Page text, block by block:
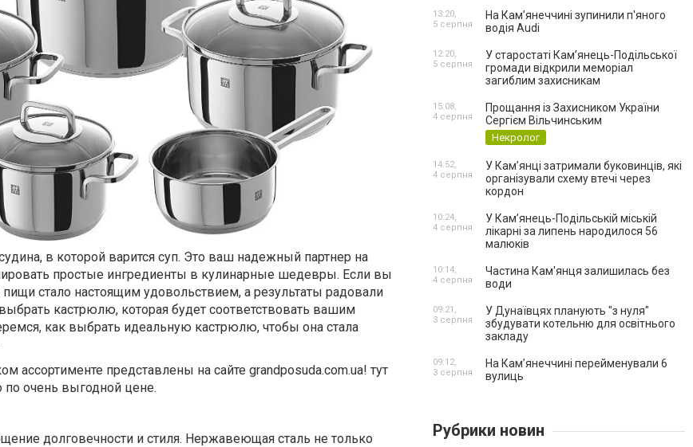
в которой варится суп. Это ваш надежный партнер на
простые ингредиенты в кулинарные шедевры. Если вы
пищи стало настоящим удовольствием, а результаты радовали
кастрюлю, которая будет соответствовать вашим
как выбрать идеальную кастрюлю, чтобы она стала
ассортименте представлены на сайте grandposuda.com.ua! тут
очень выгодной цене.
долговечности и стиля. Нержавеющая сталь не только
На Камʼянеччині зупинили п'яного
водія Audi
13:20,
5 серпня
У старостаті Кам’янець-Подільської
громади відкрили меморіал
загиблим захисникам
12:20,
5 серпня
Прощання із Захисником України
Сергієм Вільчинським
Некролог
15:08,
4 серпня
У Кам’янці затримали буковинців, які
організували схему втечі через
кордон
14:52,
4 серпня
У Кам’янець-Подільській міській
лікарні за липень народилося 56
малюків
10:24,
4 серпня
Частина Кам'янця залишилась без
води
10:14,
4 серпня
У Дунаївцях планують "з нуля"
збудувати котельню для освітнього
закладу
09:21,
3 серпня
На Камʼянеччині перейменували 6
вулиць
09:12,
3 серпня
Рубрики новин